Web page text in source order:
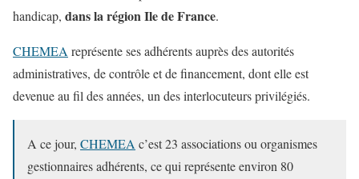
handicap, dans la région Ile de France.
CHEMEA représente ses adhérents auprès des autorités
administratives, de contrôle et de financement, dont elle est
devenue au fil des années, un des interlocuteurs privilégiés.
A ce jour, CHEMEA c’est 23 associations ou organismes
gestionnaires adhérents, ce qui représente environ 80